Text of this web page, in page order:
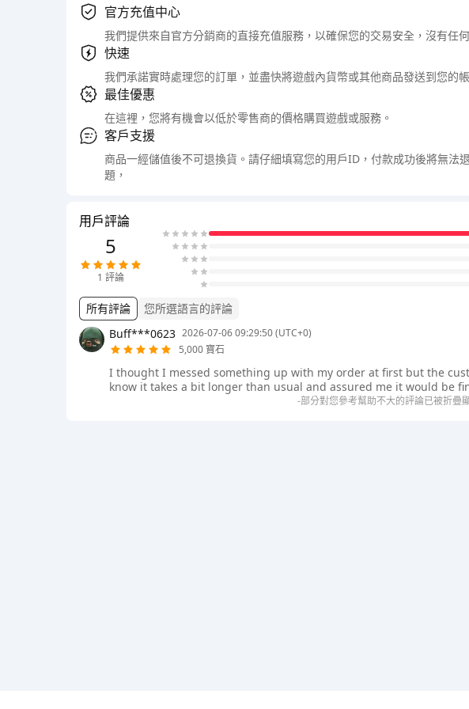
官方充值中心
我們提供來自官方分銷商的直接充值服務，以確保您的交易安全，沒有任
快速
我們承諾實時處理您的訂單，並盡快將遊戲內貨幣或其他商品發送到您的帳
最佳優惠
在這裡，您將有機會以低於零售商的價格購買遊戲或服務。
客戶支援
商品一經儲值後不可退換貨。請仔細填寫您的用戶ID，付款成功後將無法
題，
用戶評論
5
1 評論
所有評論
您所選語言的評論
Buff***0623 2026-07-06 09:29:50 (UTC+0)
5,000 寶石
I thought I messed something up with my order at first but the
know it takes a bit longer than usual and assured me it would be
-部分對您參考幫助不大的評論已被折疊